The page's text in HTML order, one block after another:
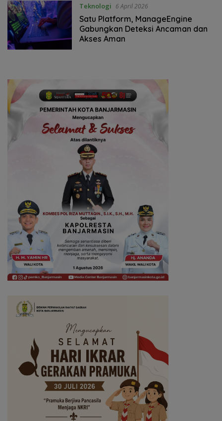
Teknologi 6 April 2026
Satu Platform, ManageEngine
Gabungkan Deteksi Ancaman dan
Akses Aman